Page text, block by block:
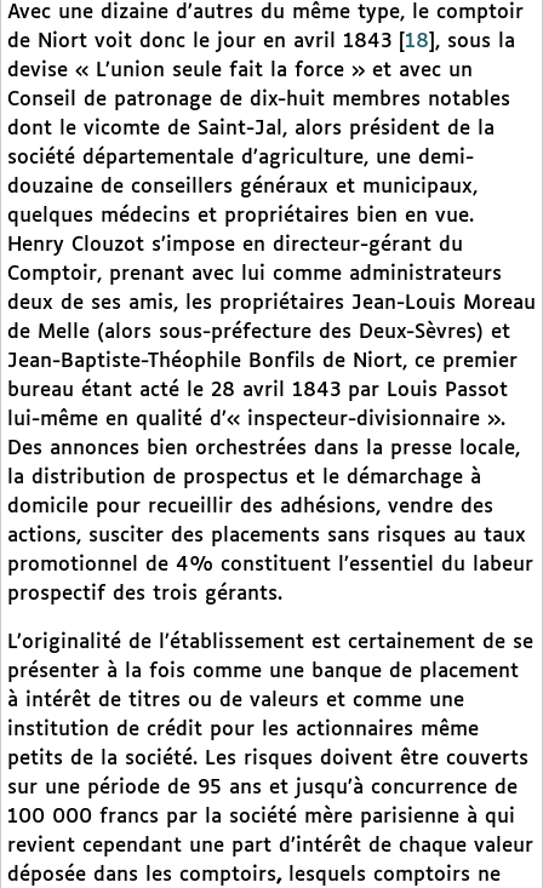
Avec une dizaine d’autres du même type, le comptoir
de Niort voit donc le jour en avril 1843
18 , sous la
devise « L’union seule fait la force » et avec un
Conseil de patronage de dix-huit membres notables
dont le vicomte de Saint-Jal, alors président de la
société départementale d’agriculture, une demi-
douzaine de conseillers généraux et municipaux,
quelques médecins et propriétaires bien en vue.
Henry Clouzot s’impose en directeur-gérant du
Comptoir, prenant avec lui comme administrateurs
deux de ses amis, les propriétaires Jean-Louis Moreau
de Melle (alors sous-préfecture des Deux-Sèvres) et
Jean-Baptiste-Théophile Bonfils de Niort, ce premier
bureau étant acté le 28 avril 1843 par Louis Passot
lui-même en qualité d’« inspecteur-divisionnaire ».
Des annonces bien orchestrées dans la presse locale,
la distribution de prospectus et le démarchage à
domicile pour recueillir des adhésions, vendre des
actions, susciter des placements sans risques au taux
promotionnel de 4% constituent l’essentiel du labeur
prospectif des trois gérants.
L’originalité de l’établissement est certainement de se
présenter à la fois comme une banque de placement
à intérêt de titres ou de valeurs et comme une
institution de crédit pour les actionnaires même
petits de la société. Les risques doivent être couverts
sur une période de 95 ans et jusqu’à concurrence de
100 000 francs par la société mère parisienne à qui
revient cependant une part d’intérêt de chaque valeur
déposée dans les comptoirs, lesquels comptoirs ne